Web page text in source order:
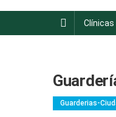
Clínicas
Guarderias-